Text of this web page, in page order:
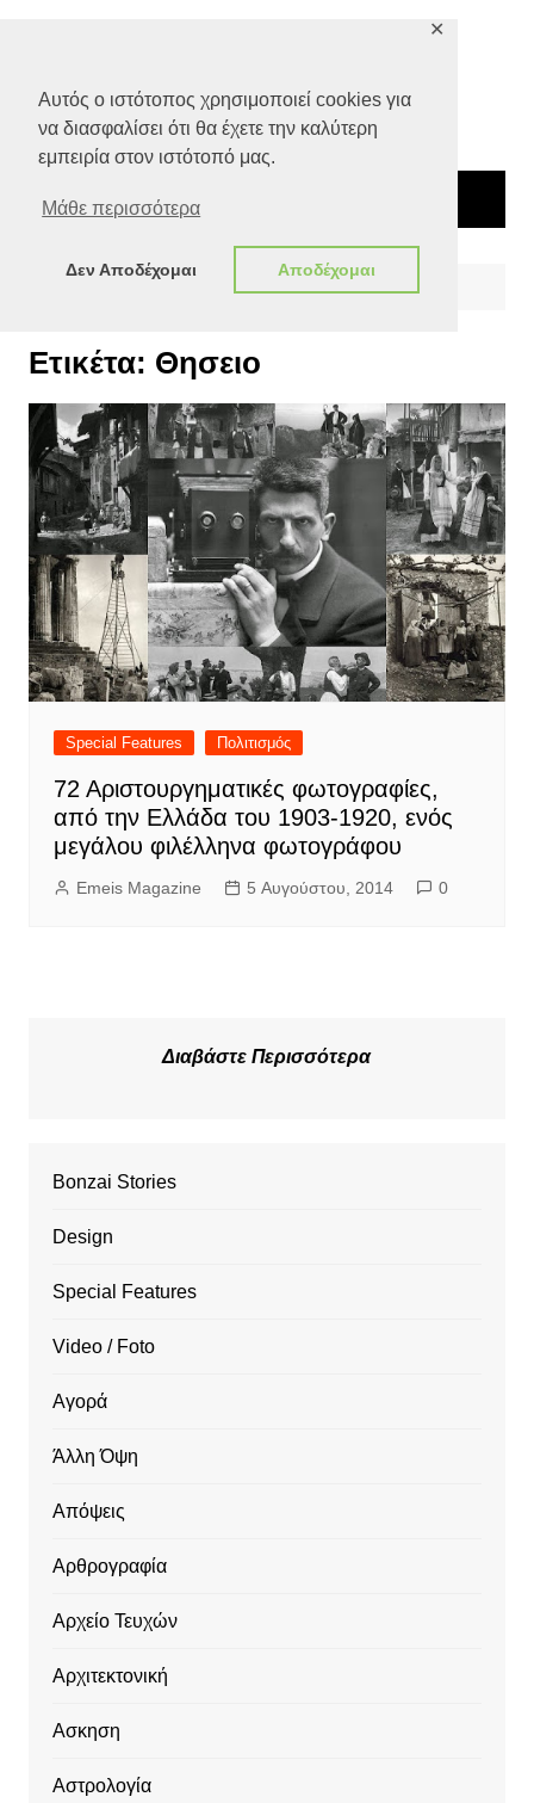
Αυτός ο ιστότοπος χρησιμοποιεί cookies για
να διασφαλίσει ότι θα έχετε την καλύτερη
εμπειρία στον ιστότοπό μας.
Μάθε περισσότερα
Δεν Αποδέχομαι Αποδέχομαι
✕
Ετικέτα: Θησειο
Special Features Πολιτισμός
72 Αριστουργηματικές φωτογραφίες,
από την Ελλάδα του 1903-1920, ενός
μεγάλου φιλέλληνα φωτογράφου
Emeis Magazine 5 Αυγούστου, 2014 0
Διαβάστε Περισσότερα
Bonzai Stories
Design
Special Features
Video / Foto
Αγορά
Άλλη Όψη
Απόψεις
Αρθρογραφία
Αρχείο Τευχών
Αρχιτεκτονική
Ασκηση
Αστρολογία